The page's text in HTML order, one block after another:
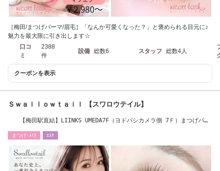
［梅田/まつげパーマ/眉毛］「なんか可愛くなった？」と褒められる目元に♪
魅力を最大限に引き出します☆
口コ
ミ
2388
件
設備 総数6 スタッフ 総数4人
クーポンを表示
Ｓｗａｌｌｏｗｔａｉｌ 【スワロウテイル】
【梅田駅直結】LIINKS UMEDA7F（ヨドバシカメラ側 7Ｆ）まつげパー
まつげ･ﾒｲｸ ｴｽﾃ